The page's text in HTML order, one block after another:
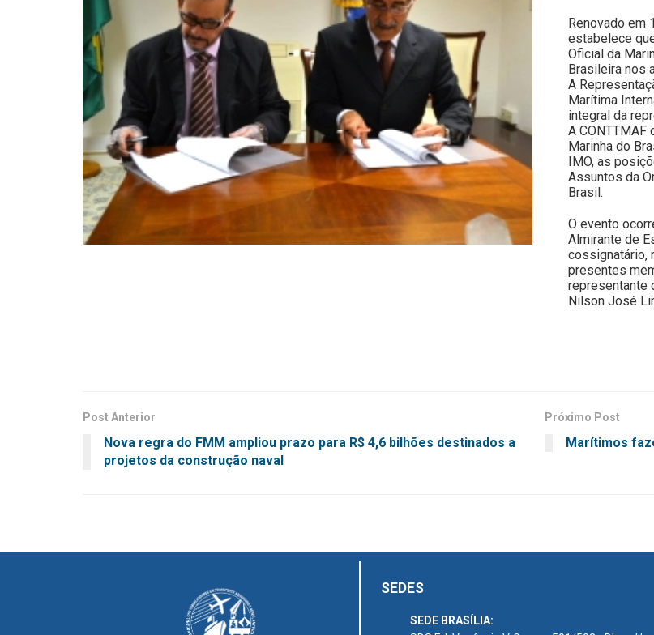
Renovado em
estabelece
Oficial da
Brasileira nos
A
Marítima
integral da
A CONTTMAF
Marinha do
IMO, as
Assuntos da
Brasil.
O evento
Almirante de
cossignatário,
presentes
representante
Nilson José
Post Anterior
Nova regra do FMM ampliou prazo para R$ 4,6 bilhões destinados a
projetos da construção naval
Próximo Post
Marítimos
SEDES
SEDE BRASÍLIA: